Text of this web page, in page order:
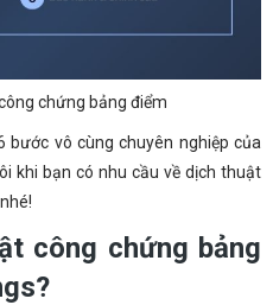
chứng bảng điểm
vô cùng chuyên nghiệp của
khi bạn có nhu cầu về dịch thuật
công chứng bảng